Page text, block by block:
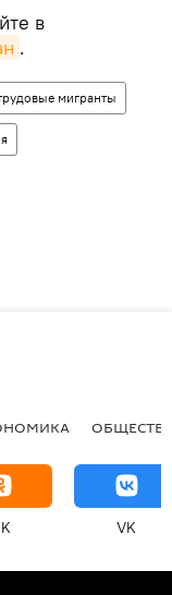
в
.
мигранты
VK